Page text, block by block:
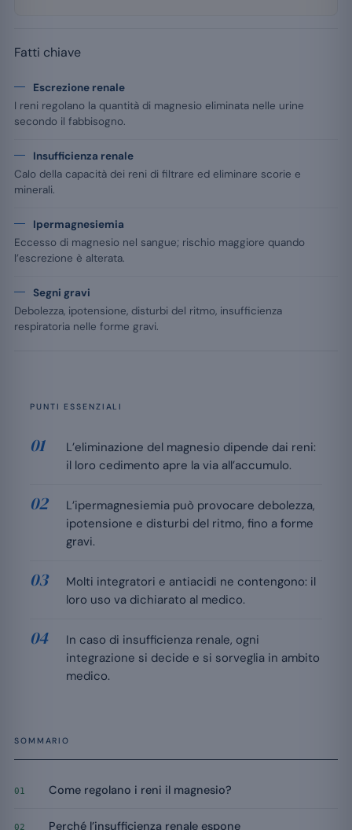
Fatti chiave
Escrezione renale
I reni regolano la quantità di magnesio eliminata nelle urine
secondo il fabbisogno.
Insufficienza renale
Calo della capacità dei reni di filtrare ed eliminare scorie e
minerali.
Ipermagnesiemia
Eccesso di magnesio nel sangue; rischio maggiore quando
l’escrezione è alterata.
Segni gravi
Debolezza, ipotensione, disturbi del ritmo, insufficienza
respiratoria nelle forme gravi.
PUNTI ESSENZIALI
L’eliminazione del magnesio dipende dai reni:
il loro cedimento apre la via all’accumulo.
L’ipermagnesiemia può provocare debolezza,
ipotensione e disturbi del ritmo, fino a forme
gravi.
Molti integratori e antiacidi ne contengono: il
loro uso va dichiarato al medico.
In caso di insufficienza renale, ogni
integrazione si decide e si sorveglia in ambito
medico.
SOMMARIO
01 Come regolano i reni il magnesio?
02
Perché l’insufficienza renale espone